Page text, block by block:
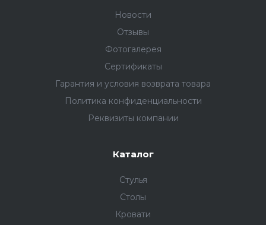
Новости
Отзывы
Фотогалерея
Сертификаты
Гарантия и условия возврата товара
Политика конфиденциальности
Реквизиты компании
Каталог
Стулья
Столы
Кровати